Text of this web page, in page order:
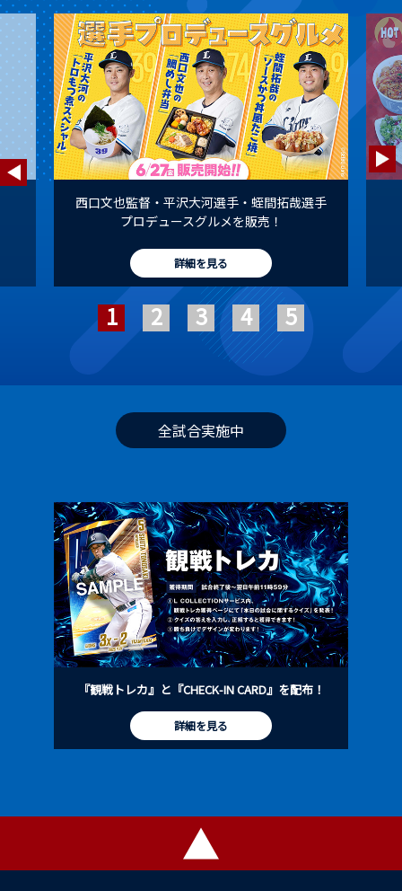
西口文也監督・平沢大河選手・蛭間拓哉選手
プロデュースグルメを販売！
詳細を見る
全試合実施中
『観戦トレカ』と『CHECK-IN CARD』を配布！
詳細を見る